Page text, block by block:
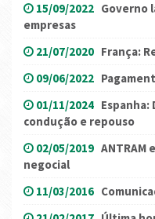
15/09/2022 Governo
empresas
21/07/2020 França:
09/06/2022
01/11/2024
condução e repouso
02/05/2019 ANTRAM
negocial
11/03/2016